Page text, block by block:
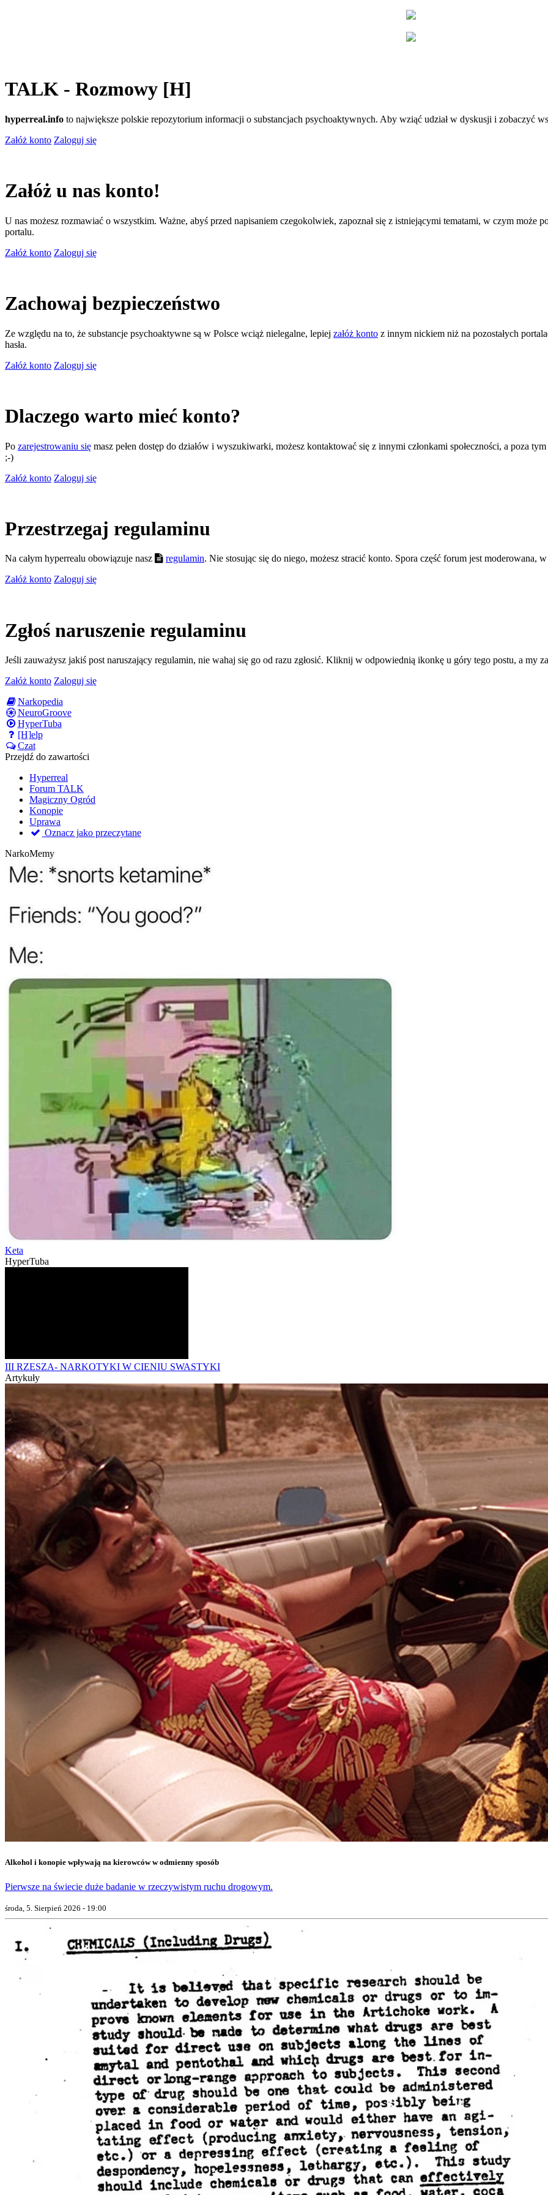
TALK - Rozmowy [H]
hyperreal.info to największe polskie repozytorium informacji o substancjach psychoaktywnych. Aby wziąć udział w dyskusji i zobaczyć
Załóż konto Zaloguj się
Załóż u nas konto!
U nas możesz rozmawiać o wszystkim. Ważne, abyś przed napisaniem czegokolwiek, zapoznał się z istniejącymi tematami, w czym może
portalu.
Załóż konto Zaloguj się
Zachowaj bezpieczeństwo
Ze względu na to, że substancje psychoaktywne są w Polsce wciąż nielegalne, lepiej załóż konto z innym nickiem niż na pozostałych
hasła.
Załóż konto Zaloguj się
Dlaczego warto mieć konto?
Po zarejestrowaniu się masz pełen dostęp do działów i wyszukiwarki, możesz kontaktować się z innymi członkami społeczności, a poza
;-)
Załóż konto Zaloguj się
Przestrzegaj regulaminu
Na całym hyperrealu obowiązuje nasz regulamin. Nie stosując się do niego, możesz stracić konto. Spora część forum jest moderowana,
Załóż konto Zaloguj się
Zgłoś naruszenie regulaminu
Jeśli zauważysz jakiś post naruszający regulamin, nie wahaj się go od razu zgłosić. Kliknij w odpowiednią ikonkę u góry tego postu, a my
Załóż konto Zaloguj się
Narkopedia
NeuroGroove
HyperTuba
[H]elp
Czat
Przejdź do zawartości
Hyperreal
Forum TALK
Magiczny Ogród
Konopie
Uprawa
Oznacz jako przeczytane
NarkoMemy
Keta
HyperTuba
III RZESZA- NARKOTYKI W CIENIU SWASTYKI
Artykuły
Alkohol i konopie wpływają na kierowców w odmienny sposób
Pierwsze na świecie duże badanie w rzeczywistym ruchu drogowym.
środa, 5. Sierpień 2026 - 19:00